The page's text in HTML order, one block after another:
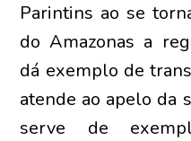
Parintins ao se
do Amazonas a
dá exemplo de
atende ao apelo da
serve de